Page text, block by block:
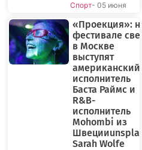
Спорт- 05 июня
«Проекция»:
фестивале
в Москве
выступят
американский
исполнитель
Баста Раймс и
R&B-
исполнитель
Mohombi из
Sarah Wolfe